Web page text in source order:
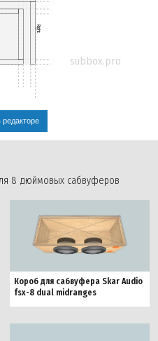
Right
subbox.pro
8 дюймовых сабвуферов
Короб для сабвуфера Skar Audio
fsx-8 dual midranges